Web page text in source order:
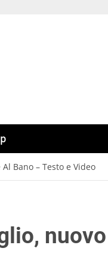
Bano – Testo e Video
nuovo